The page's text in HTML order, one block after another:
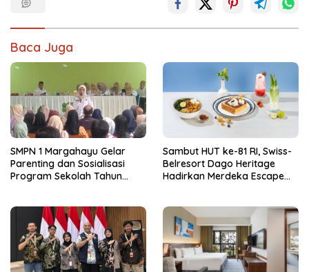
Baca Juga
SMPN 1 Margahayu Gelar
Parenting dan Sosialisasi
Program Sekolah Tahun
Sambut HUT ke-81 RI, Swiss-
Belresort Dago Heritage
Hadirkan Merdeka Escape